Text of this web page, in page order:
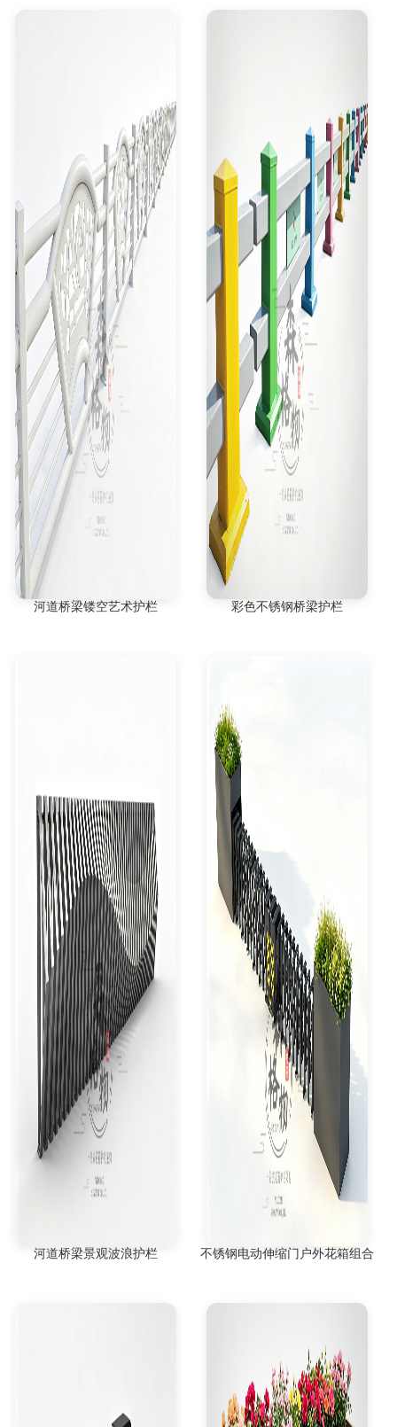
河道桥梁镂空艺术护栏 彩色不锈钢桥梁护栏
河道桥梁景观波浪护栏 不锈钢电动伸缩门户外花箱组合